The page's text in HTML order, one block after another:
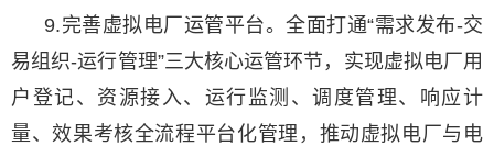
9.完善虚拟电厂运管平台。全面打通“需求发布-交
易组织-运行管理”三大核心运管环节，实现虚拟电厂用
户登记、资源接入、运行监测、调度管理、响应计
量、效果考核全流程平台化管理，推动虚拟电厂与电